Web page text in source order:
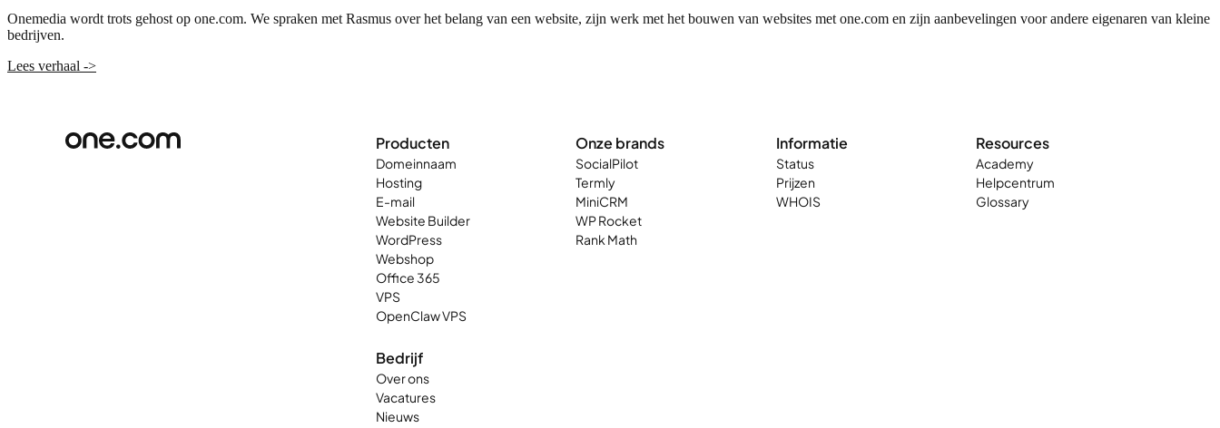
Onemedia wordt trots gehost op one.com. We spraken met Rasmus over het belang van een website, zijn werk met het bouwen van websites met one.com en zijn aanbevelingen voor andere eigenaren van kleine
bedrijven.
Lees verhaal ->
Producten
Domeinnaam
Hosting
E-mail
Website Builder
WordPress
Webshop
Office 365
VPS
OpenClaw VPS
Onze brands
SocialPilot
Termly
MiniCRM
WP Rocket
Rank Math
Informatie
Status
Prijzen
WHOIS
Resources
Academy
Helpcentrum
Glossary
Bedrijf
Over ons
Vacatures
Nieuws